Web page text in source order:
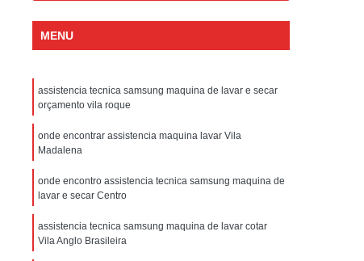
Condicionado Portatil Philco
Ar Condicionado Portatil
Assistencia Tecnica Electrolux Geladeira
Tecnica Geladeira Electrolux
Electrolux Assistencia Tecnica Geladeira
Geladeira Assistencia Tecnica
Assistencia Tecnica Electrolux Refrigerador
MENU
assistencia tecnica samsung maquina de lavar e secar
orçamento vila roque
onde encontrar assistencia maquina lavar Vila
Madalena
onde encontro assistencia tecnica samsung maquina de
lavar e secar Centro
assistencia tecnica samsung maquina de lavar cotar
Vila Anglo Brasileira